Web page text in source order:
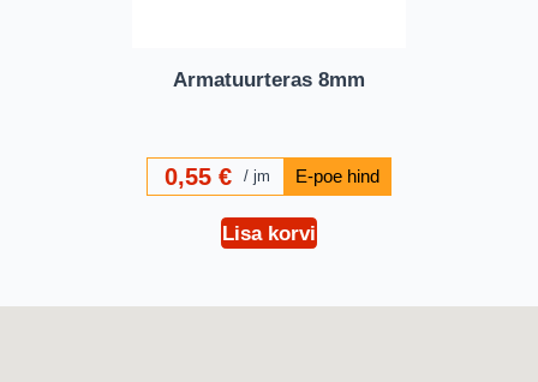
Armatuurteras 8mm
0,55 € jm
Lisa korvi